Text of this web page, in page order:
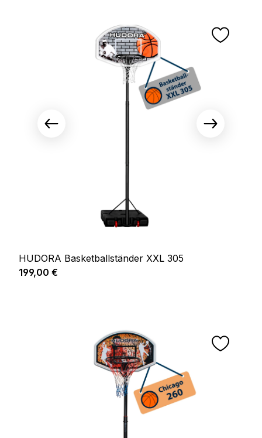
HUDORA Basketballständer XXL 305
Regulärer Preis:
199,00 €